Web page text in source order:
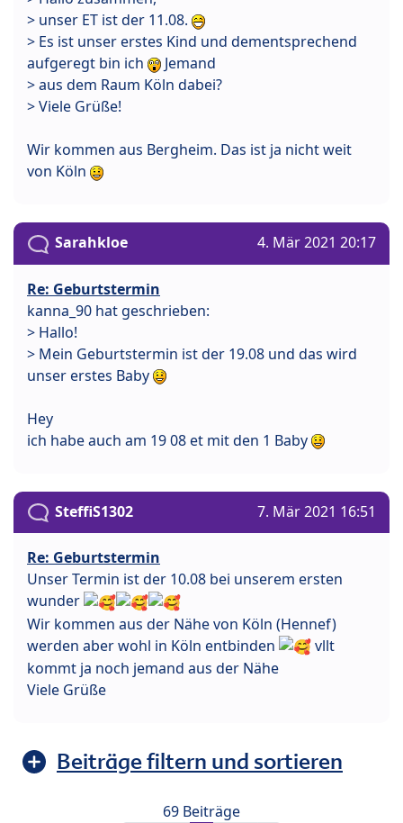
> unser ET ist der 11.08.
> Es ist unser erstes Kind und dementsprechend
aufgeregt bin ich
Jemand
> aus dem Raum Köln dabei?
> Viele Grüße!
Wir kommen aus Bergheim. Das ist ja nicht weit
von Köln
Sarahkloe 4. Mär 2021 20:17
Re: Geburtstermin
kanna_90 hat geschrieben:
> Hallo!
> Mein Geburtstermin ist der 19.08 und das wird
unser erstes Baby
Hey
ich habe auch am 19 08 et mit den 1 Baby
SteffiS1302 7. Mär 2021 16:51
Re: Geburtstermin
Unser Termin ist der 10.08 bei unserem ersten
wunder
Wir kommen aus der Nähe von Köln (Hennef)
werden aber wohl in Köln entbinden
vllt
kommt ja noch jemand aus der Nähe
Viele Grüße
Beiträge filtern und sortieren
69 Beiträge